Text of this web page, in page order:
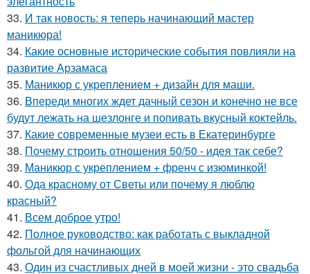
33. И так новость: я теперь начинающий мастер
маникюра!
34. Какие основные исторические события повлияли на
развитие Арзамаса
35. Маникюр с укреплением + дизайн для маши.
36. Впереди многих ждет дачный сезон и конечно не все
будут лежать на шезлонге и попивать вкусный коктейль.
37. Какие современные музеи есть в Екатеринбурге
38. Почему строить отношения 50/50 - идея так себе?
39. Маникюр с укреплением + френч с изюминкой!
40. Ода красному от Светы или почему я люблю
красный?
41. Всем доброе утро!
42. Полное руководство: как работать с выкладной
фольгой для начинающих
43. Один из счастливых дней в моей жизни - это свадьба